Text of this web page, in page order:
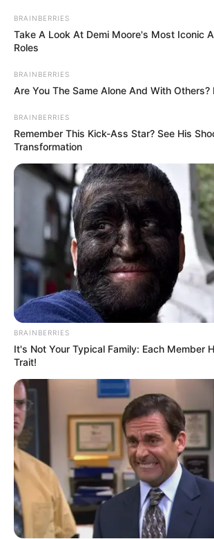
Ambyar! 10 Kalimat Baper
Pakai Bahasa Jawa Ini Bikin
Galau Abis
Fail! 10 Potret Makanan Gagal
Dimasak yang Bikin Kamu
Nggak Selera
10 Pose Manekin Anti
Mainstream yang Konyol
Banget
BRAINBERRIES
Take A Look At Demi Moore's Most Iconic
Roles
BRAINBERRIES
Are You The Same Alone And With Others?
BRAINBERRIES
Remember This Kick-Ass Star? See His
Transformation
BRAINBERRIES
It's Not Your Typical Family: Each Member
Trait!